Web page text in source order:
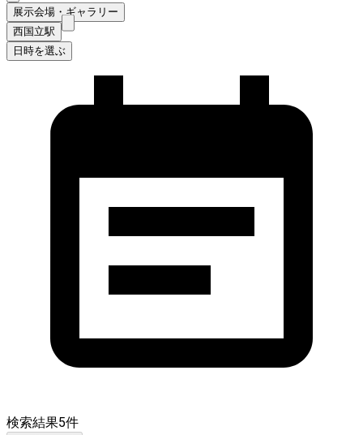
展示会場・ギャラリー
西国立駅
日時を選ぶ
検索結果5件